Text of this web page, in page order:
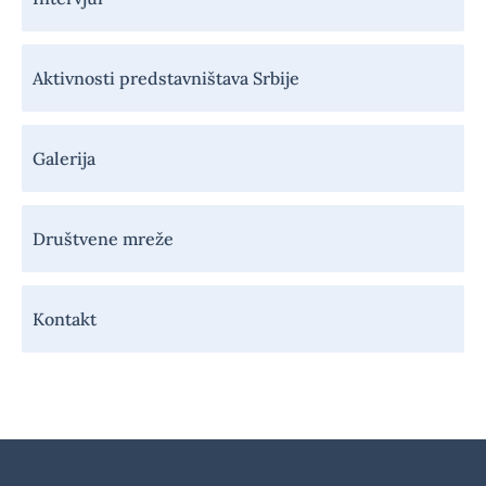
Aktivnosti predstavništava Srbije
Galerija
Društvene mreže
Kontakt